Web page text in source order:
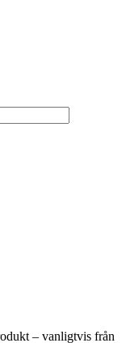
– vanligtvis från